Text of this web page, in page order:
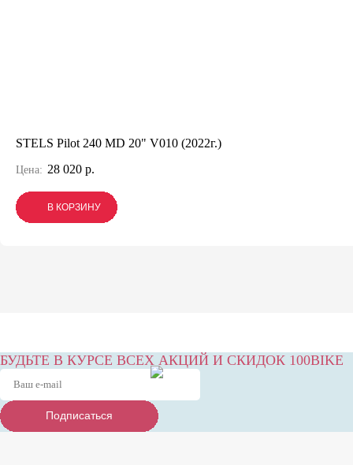
STELS Pilot 240 MD 20" V010 (2022г.)
Цена: 28 020 р.
В КОРЗИНУ
В КОРЗИНУ
В КОРЗИНУ
БУДЬТЕ В КУРСЕ ВСЕХ АКЦИЙ И СКИДОК 100BIKE
Подписаться
Подписаться
Подписаться